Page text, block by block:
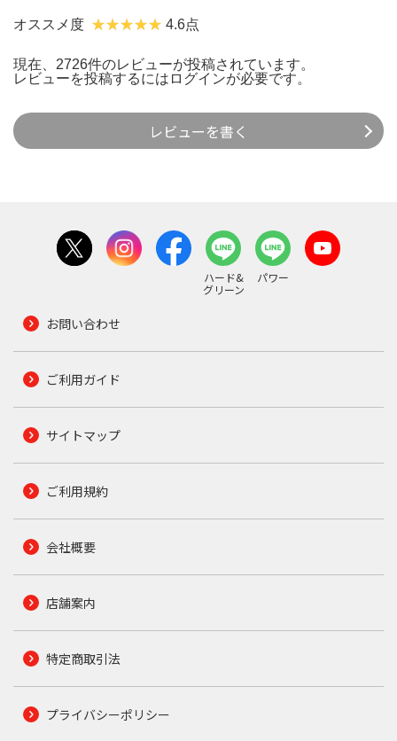
オススメ度 4.6点
現在、2726件のレビューが投稿されています。
レビューを投稿するには ログインが必要です。
レビューを書く
ハード&
グリーン
パワー
お問い合わせ
ご利用ガイド
サイトマップ
ご利用規約
会社概要
店舗案内
特定商取引法
プライバシーポリシー